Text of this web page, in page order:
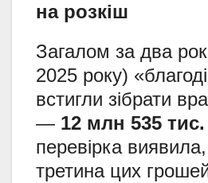
на розкіш
Загалом за два
2025 року)
встигли зібрати
— 12 млн 535 тис.
перевірка
третина цих